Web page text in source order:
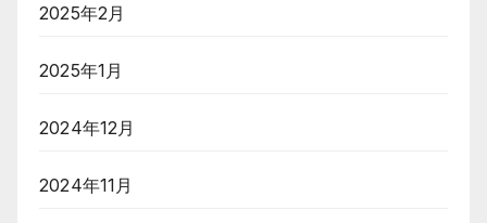
2025年2月
2025年1月
2024年12月
2024年11月